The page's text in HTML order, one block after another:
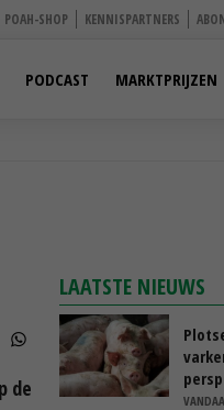
POAH-SHOP KENNISPARTNERS
PODCAST MARKTPRIJZEN
de
LAATSTE NIEUWS